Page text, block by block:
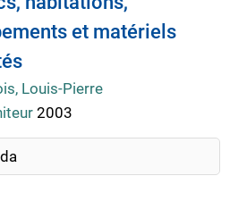
et matériels
Louis-Pierre
2003